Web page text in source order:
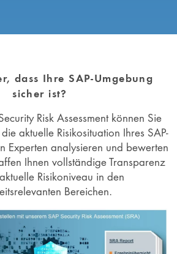
dass Ihre SAP-Umgebung
sicher ist?
Risk Assessment können Sie
aktuelle Risikosituation Ihres SAP-
Experten analysieren und bewerten
Ihnen vollständige Transparenz
Risikoniveau in den
Bereichen.